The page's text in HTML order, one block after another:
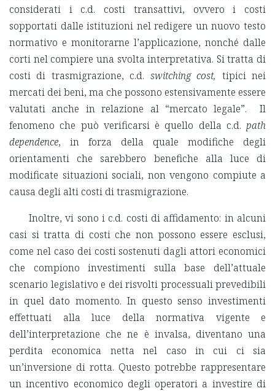
considerati i c.d. costi transattivi, ovvero i costi
sopportati dalle istituzioni nel redigere un nuovo testo
normativo e monitorarne l’applicazione, nonché dalle
corti nel compiere una svolta interpretativa. Si tratta di
costi di trasmigrazione, c.d. switching cost, tipici nei
mercati dei beni, ma che possono estensivamente essere
valutati anche in relazione al “mercato legale”. Il
fenomeno che può verificarsi è quello della c.d. path
dependence, in forza della quale modifiche degli
orientamenti che sarebbero benefiche alla luce di
modificate situazioni sociali, non vengono compiute a
causa degli alti costi di trasmigrazione.
Inoltre, vi sono i c.d. costi di affidamento: in alcuni
casi si tratta di costi che non possono essere esclusi,
come nel caso dei costi sostenuti dagli attori economici
che compiono investimenti sulla base dell’attuale
scenario legislativo e dei risvolti processuali prevedibili
in quel dato momento. In questo senso investimenti
effettuati alla luce della normativa vigente e
dell’interpretazione che ne è invalsa, diventano una
perdita economica netta nel caso in cui ci sia
un’inversione di rotta. Questo potrebbe rappresentare
un incentivo economico degli operatori a investire di